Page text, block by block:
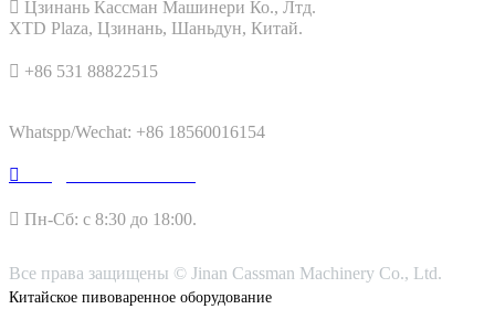
 Цзинань Кассман Машинери Ко., Лтд.
XTD Plaza, Цзинань, Шаньдун, Китай.
 +86 531 88822515
Whatspp/Wechat: +86 18560016154

 Пн-Сб: с 8:30 до 18:00.
Все права защищены © Jinan Cassman Machinery Co., Ltd.
Китайское пивоваренное оборудование